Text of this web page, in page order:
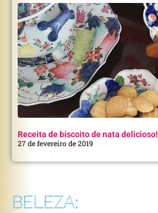
Receita de biscoito de nata delicioso!
27 de fevereiro de 2019
BELEZA: